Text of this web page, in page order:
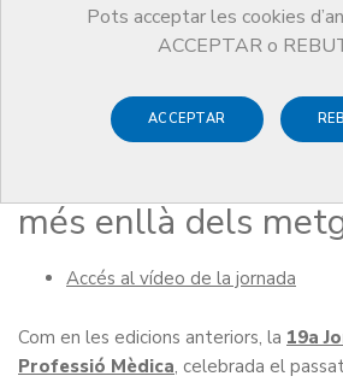
Pots acceptar les cookies
ACCEPTAR o
ACCEPTAR
30 DE JULIOL DE 2019
19a Jornada
Professió Mèdica:
més enllà dels
Accés al vídeo de la jornada
Com en les edicions anteriors, la 19a
Professió Mèdica, celebrada el